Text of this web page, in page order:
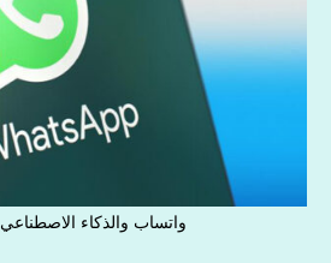
واتساب والذكاء الاصطناعي